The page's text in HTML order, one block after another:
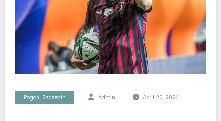
Pogoni Szczecin Admin April 20, 2024